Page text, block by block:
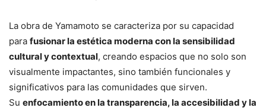
La obra de Yamamoto se caracteriza por su capacidad
para fusionar la estética moderna con la sensibilidad
cultural y contextual, creando espacios que no solo son
visualmente impactantes, sino también funcionales y
significativos para las comunidades que sirven.
Su enfocamiento en la transparencia, la accesibilidad y la